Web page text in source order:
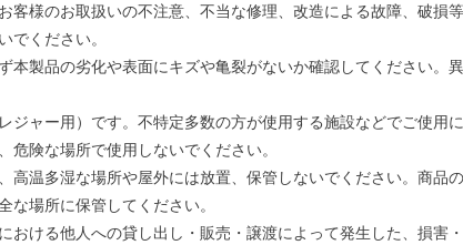
客様のお取扱いの不注意、不当な修理、改造による故障、破損等
でください。
本製品の劣化や表面にキズや亀裂がないか確認してください。
ジャー用）です。不特定多数の方が使用する施設などでご使用
危険な場所で使用しないでください。
高温多湿な場所や屋外には放置、保管しないでください。商品
な場所に保管してください。
おける他人への貸し出し・販売・譲渡によって発生した、損害